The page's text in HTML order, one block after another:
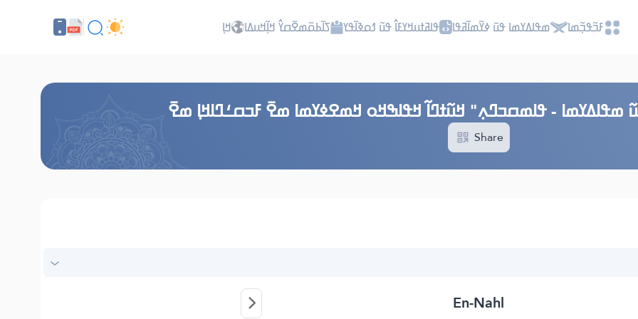
ߓߏ߬ߟߏ߲߬ߘߊ ߘߟߊߡߌߘߊ ߟߎ߫ ߦߌ߬ߘߊ߬ߥߟߊ ߟߊߥߙߎߞߌߓߊ߮ ߟߎ߬ ߗߋߢߊ߬ߟߌ ߖߊ߬ߕߋ߬ߘߐ߬ߛߌ߮ ߞߊ߲߬ߞߎߡߊ ߞߊ߲
ߘߟߊߡߌߘߊ - ߟߊߘߛߏߣߍ߲" ߞߎ߬ߙߣߊ߬ ߞߟߊߒߞߋ ߞߘߐߦߌߘߊ ߘߐ߫ ߓߏߛߑߣߊߞߊ߲ ߘߐ߫
Share
En-Nahl